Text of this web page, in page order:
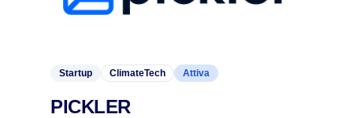
Startup ClimateTech Attiva
PICKLER